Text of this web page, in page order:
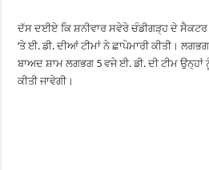
ਦੱਸ ਦਈਏ ਕਿ ਸ਼ਨੀਵਾਰ ਸਵੇਰੇ ਚੰਡੀਗੜ੍ਹ ਦੇ ਸੈਕਟਰ
‘ਤੇ ਈ. ਡੀ. ਦੀਆਂ ਟੀਮਾਂ ਨੇ ਛਾਪੇਮਾਰੀ ਕੀਤੀ।
ਬਾਅਦ ਸ਼ਾਮ ਲਗਭਗ 5 ਵਜੇ ਈ. ਡੀ. ਦੀ ਟੀਮ ਉਨ੍ਹਾਂ
ਕੀਤੀ ਜਾਵੇਗੀ।